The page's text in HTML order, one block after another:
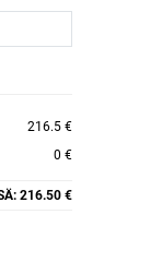
216.5 €
0 €
216.50 €